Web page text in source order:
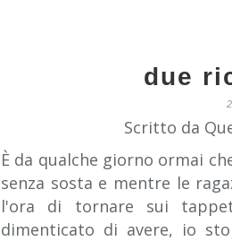
due
Scritto da
È da qualche giorno ormai
senza sosta e mentre le
l'ora di tornare sui
dimenticato di avere, io